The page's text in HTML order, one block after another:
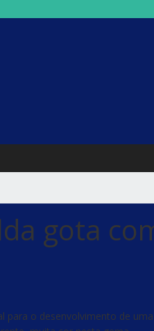
gota
para o desenvolvimento de